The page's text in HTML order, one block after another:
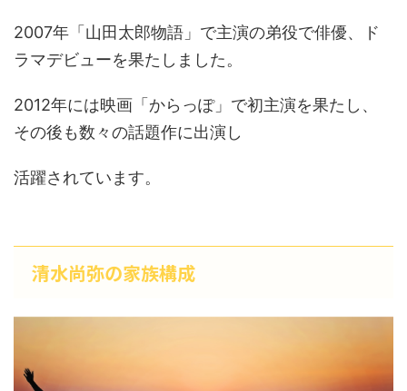
2007年「山田太郎物語」で主演の弟役で俳優、ド
ラマデビューを果たしました。
2012年には映画「からっぽ」で初主演を果たし、
その後も数々の話題作に出演し
活躍されています。
清水尚弥の家族構成